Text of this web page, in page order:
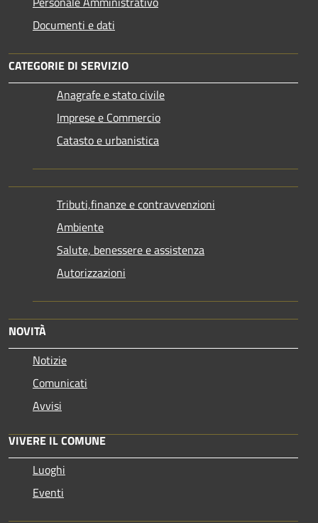
Documenti e dati
CATEGORIE DI SERVIZIO
Anagrafe e stato civile
Imprese e Commercio
Catasto e urbanistica
Tributi,finanze e contravvenzioni
Ambiente
Salute, benessere e assistenza
Autorizzazioni
NOVITÀ
Notizie
Comunicati
Avvisi
VIVERE IL COMUNE
Luoghi
Eventi